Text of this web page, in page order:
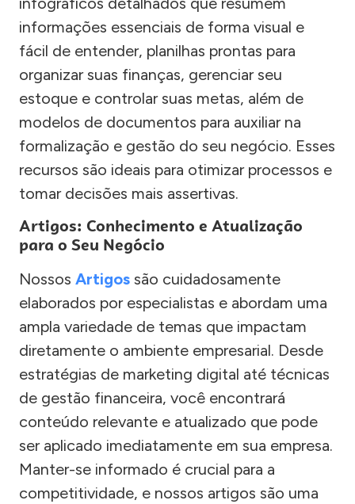
informações essenciais de forma visual e
fácil de entender, planilhas prontas para
organizar suas finanças, gerenciar seu
estoque e controlar suas metas, além de
modelos de documentos para auxiliar na
formalização e gestão do seu negócio. Esses
recursos são ideais para otimizar processos e
tomar decisões mais assertivas.
Artigos: Conhecimento e Atualização
para o Seu Negócio
Nossos Artigos são cuidadosamente
elaborados por especialistas e abordam uma
ampla variedade de temas que impactam
diretamente o ambiente empresarial. Desde
estratégias de marketing digital até técnicas
de gestão financeira, você encontrará
conteúdo relevante e atualizado que pode
ser aplicado imediatamente em sua empresa.
Manter-se informado é crucial para a
competitividade, e nossos artigos são uma